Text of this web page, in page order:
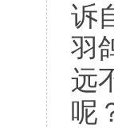
诉
羽
远
呢